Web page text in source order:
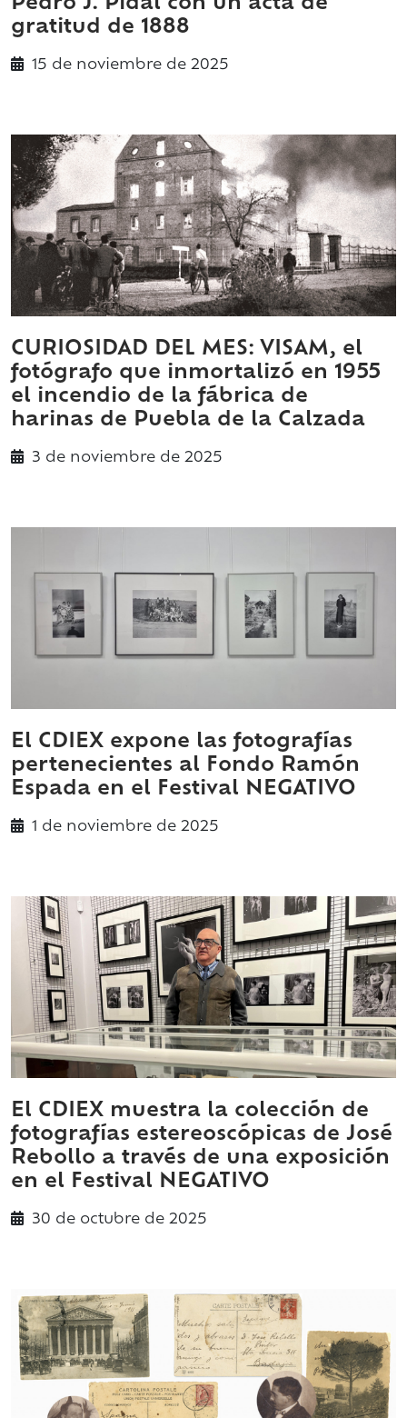
Pedro J. Pidal con un acta de
gratitud de 1888
15 de noviembre de 2025
CURIOSIDAD DEL MES: VISAM, el
fotógrafo que inmortalizó en 1955
el incendio de la fábrica de
harinas de Puebla de la Calzada
3 de noviembre de 2025
El CDIEX expone las fotografías
pertenecientes al Fondo Ramón
Espada en el Festival NEGATIVO
1 de noviembre de 2025
El CDIEX muestra la colección de
fotografías estereoscópicas de José
Rebollo a través de una exposición
en el Festival NEGATIVO
30 de octubre de 2025